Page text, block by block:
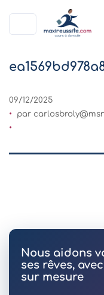
09/12/2025
par
Nous aidons
ses rêves,
sur mesure